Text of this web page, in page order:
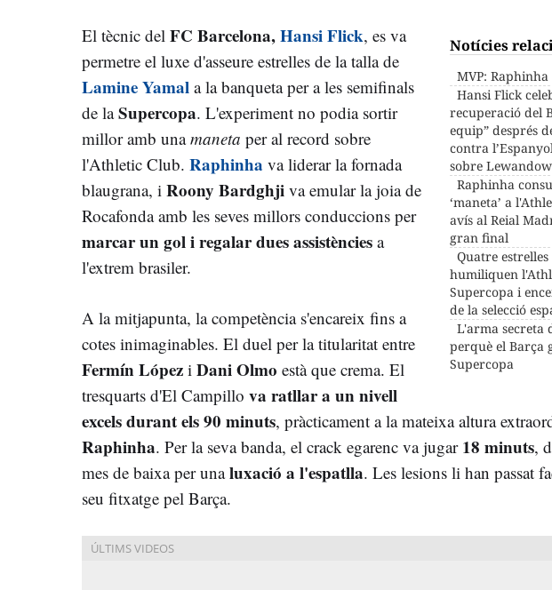
Notícies
MVP: Raphinha
Hansi Flick
recuperació del
equip” després
contra
sobre
Raphinha
‘maneta’ a
avís al Reial
gran final
Quatre
humiliquen
Supercopa i
de la selecció
L'arma secreta
perquè el Barça
Supercopa
El tècnic del FC Barcelona,Hansi Flick, es va
permetre el luxe d'asseure estrelles de la talla de
Lamine Yamal a la banqueta per a les semifinals
de laSupercopa. L'experiment no podia sortir
millor amb unamaneta per al record sobre
l'Athletic Club. Raphinha va liderar la fornada
blaugrana, i Roony Bardghji va emular la joia de
Rocafonda amb les seves millors conduccions per
marcar un gol i regalar dues assistències a
l'extrem brasiler.
A la mitjapunta, la competència s'encareix fins a
cotes inimaginables. El duel per la titularitat entre
Fermín López i Dani Olmo està que crema. El
tresquarts d'El Campillo va ratllar a un nivell
excels durant els 90 minuts, pràcticament a la mateixa altura
Raphinha. Per la seva banda, el crack egarenc va jugar 18 minuts,
mes de baixa per unaluxació a l'espatlla. Les lesions li han passat
seu fitxatge pel Barça.